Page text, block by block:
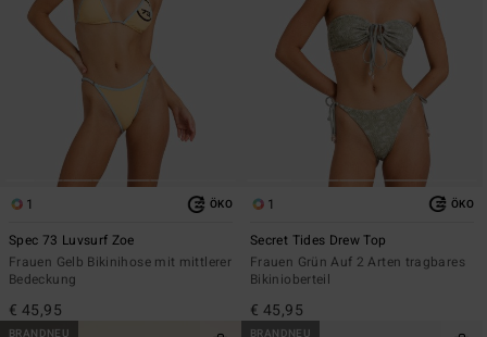
1 ÖKO
Spec 73 Luvsurf Zoe
Frauen Gelb Bikinihose mit mittlerer
Bedeckung
€ 45,95
1 ÖKO
Secret Tides Drew Top
Frauen Grün Auf 2 Arten tragbares
Bikinioberteil
€ 45,95
BRANDNEU BRANDNEU